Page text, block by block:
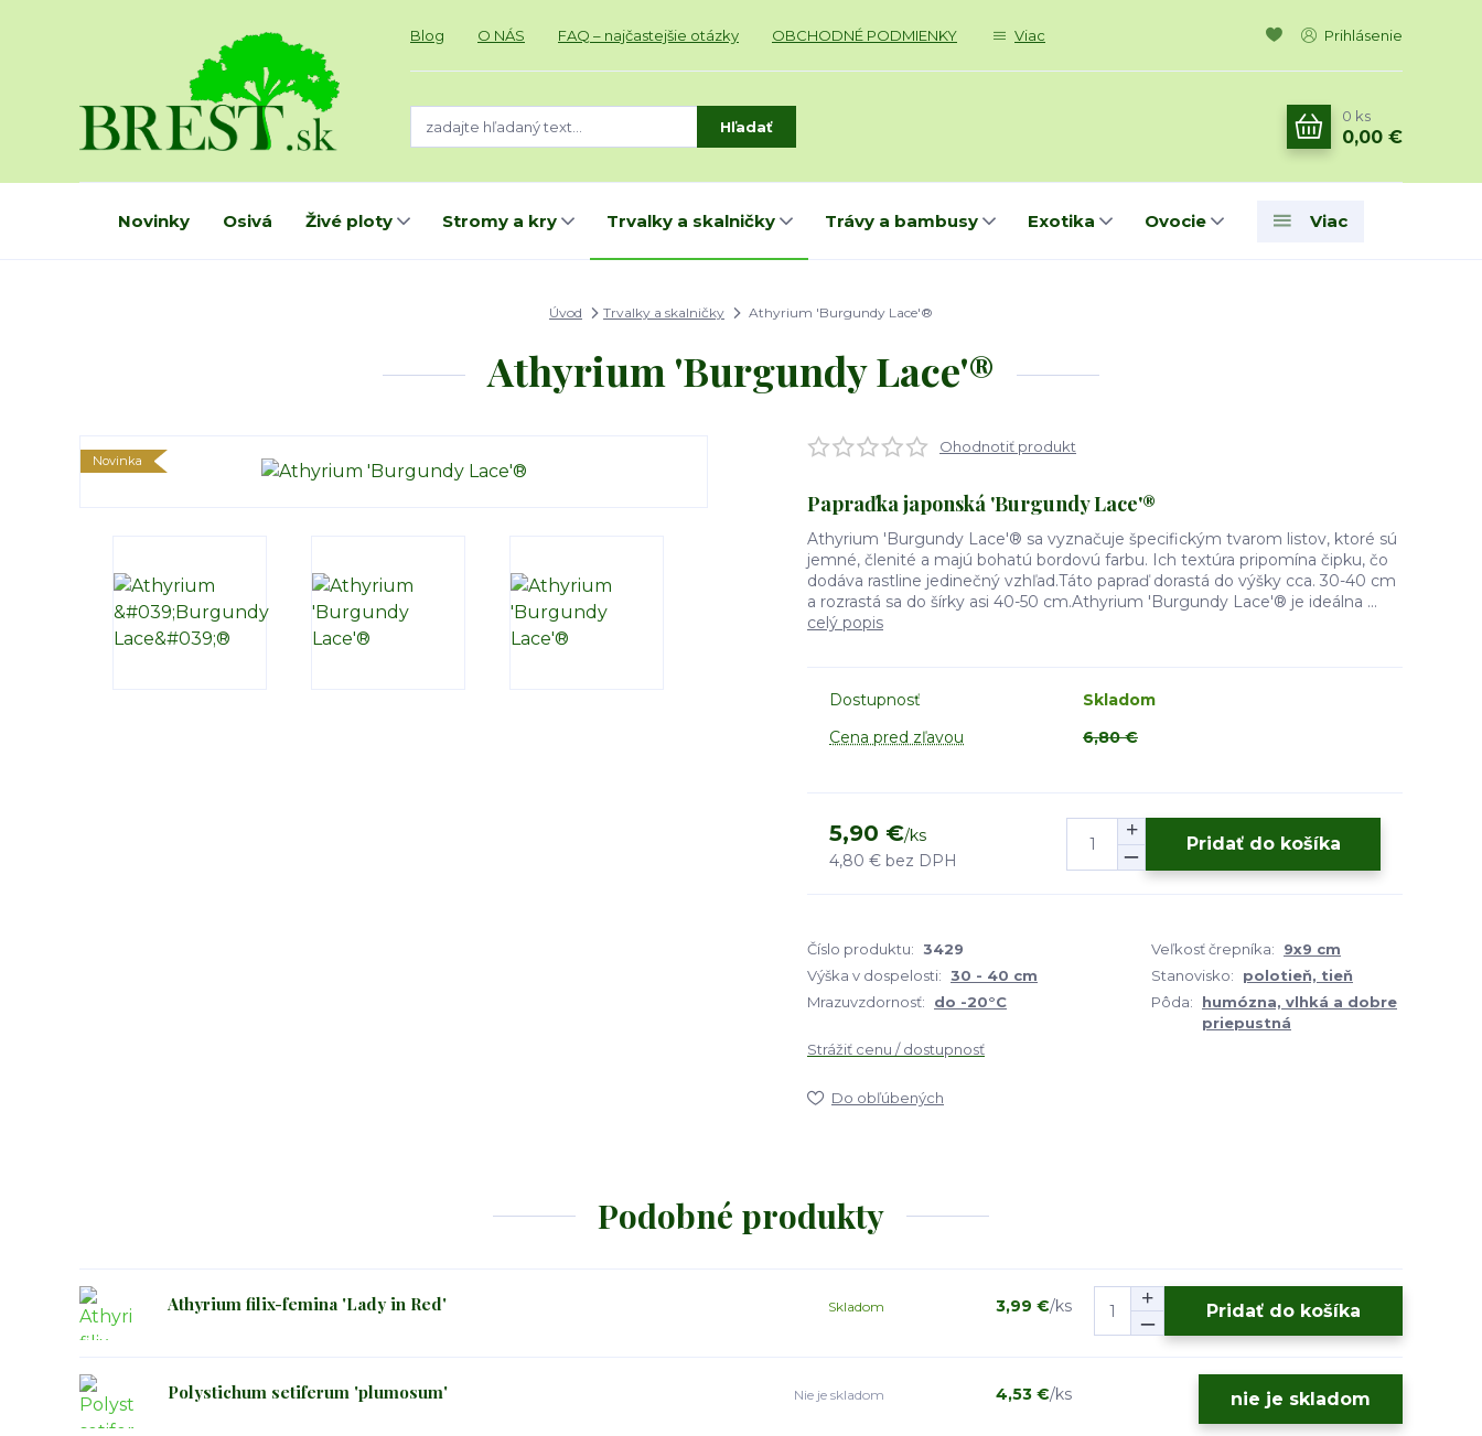
Blog O NÁS FAQ – najčastejšie otázky OBCHODNÉ PODMIENKY Viac Prihlásenie
Hľadať
0 ks
0,00 €
Novinky Osivá Živé ploty Stromy a kry Trvalky a skalničky Trávy a bambusy Exotika Ovocie Viac
Úvod Trvalky a skalničky Athyrium 'Burgundy Lace'®
Athyrium 'Burgundy Lace'®
Novinka
Ohodnotiť produkt
Papraďka japonská 'Burgundy Lace'®
Athyrium 'Burgundy Lace'® sa vyznačuje špecifickým tvarom listov, ktoré sú
jemné, členité a majú bohatú bordovú farbu. Ich textúra pripomína čipku, čo
dodáva rastline jedinečný vzhľad.Táto papraď dorastá do výšky cca. 30-40 cm
a rozrastá sa do šírky asi 40-50 cm.Athyrium 'Burgundy Lace'® je ideálna ...
celý popis
Dostupnosť
Skladom
Cena pred zľavou
6,80 €
5,90 €/ks
4,80 € bez DPH
Pridať do košíka
Číslo produktu: 3429 Veľkosť črepníka:
9x9 cm
Výška v dospelosti: 30 - 40 cm Stanovisko:
polotieň, tieň
Mrazuvzdornosť:
do -20°C Pôda:
humózna, vlhká a dobre
priepustná
Strážiť cenu / dostupnosť
Do obľúbených
Podobné produkty
Athyrium filix-femina 'Lady in Red' 3,99 €/ks
Skladom Pridať do košíka
Polystichum setiferum 'plumosum' 4,53 €/ks
Nie je skladom nie je skladom